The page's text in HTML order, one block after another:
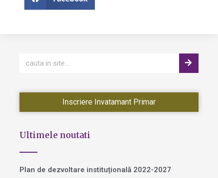
Inscriere Invatamant Primar
Ultimele noutati
Plan de dezvoltare instituțională 2022-2027